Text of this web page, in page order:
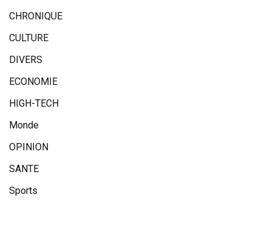
CHRONIQUE
CULTURE
DIVERS
ECONOMIE
HIGH-TECH
Monde
OPINION
SANTE
Sports